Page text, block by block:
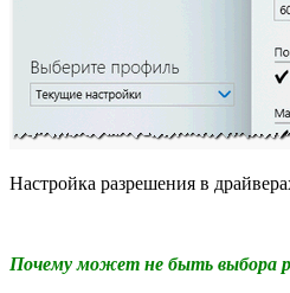
Настройка разрешения в
Почему может не быть выбора